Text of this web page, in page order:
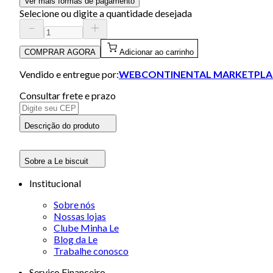
Selecione ou digite a quantidade desejada
COMPRAR AGORA Adicionar ao carrinho
Vendido e entregue por:WEBCONTINENTAL
Consultar frete e prazo
Descrição do produto
Sobre a Le biscuit
Institucional
Sobre nós
Nossas lojas
Clube Minha Le
Blog da Le
Trabalhe conosco